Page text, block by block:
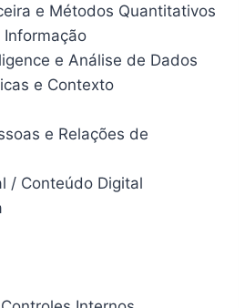
e Métodos Quantitativos
e Análise de Dados
e Contexto
e Relações de
/ Conteúdo Digital